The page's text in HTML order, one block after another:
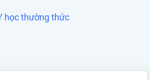
học thường thức